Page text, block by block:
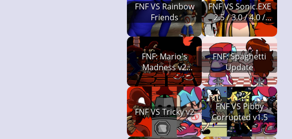
FNF VS Rainbow
Friends
FNF VS Sonic.EXE
2.5 / 3.0 / 4.0 /
Restored + Final
Escape
FNF: Mario's
Madness v2
(Gamaverse
Edition)
FNF: Spaghetti
Update
FNF VS Tricky v2
FNF VS Pibby
Corrupted v1.5